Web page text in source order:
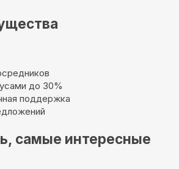
до 30%
поддержка
самые интересные